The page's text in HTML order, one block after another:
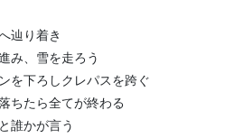
辿り着き
み、雪を走ろう
を下ろしクレパスを跨ぐ
ちたら全てが終わる
誰かが言う